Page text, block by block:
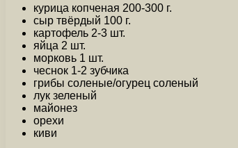
курица копченая 200-300 г.
сыр твёрдый 100 г.
картофель 2-3 шт.
яйца 2 шт.
морковь 1 шт.
чеснок 1-2 зубчика
грибы соленые/огурец соленый
лук зеленый
майонез
орехи
киви